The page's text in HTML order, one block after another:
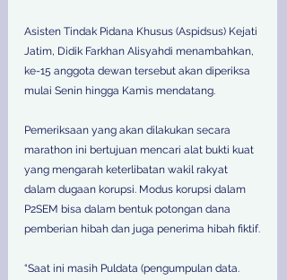
Asisten Tindak Pidana Khusus (Aspidsus) Kejati
Jatim, Didik Farkhan Alisyahdi menambahkan,
ke-15 anggota dewan tersebut akan diperiksa
mulai Senin hingga Kamis mendatang.
Pemeriksaan yang akan dilakukan secara
marathon ini bertujuan mencari alat bukti kuat
yang mengarah keterlibatan wakil rakyat
dalam dugaan korupsi. Modus korupsi dalam
P2SEM bisa dalam bentuk potongan dana
pemberian hibah dan juga penerima hibah fiktif.
“Saat ini masih Puldata (pengumpulan data.